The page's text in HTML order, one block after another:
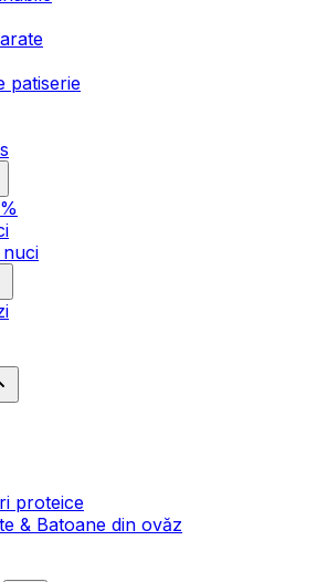
patiserie
proteice
& Batoane din ovăz